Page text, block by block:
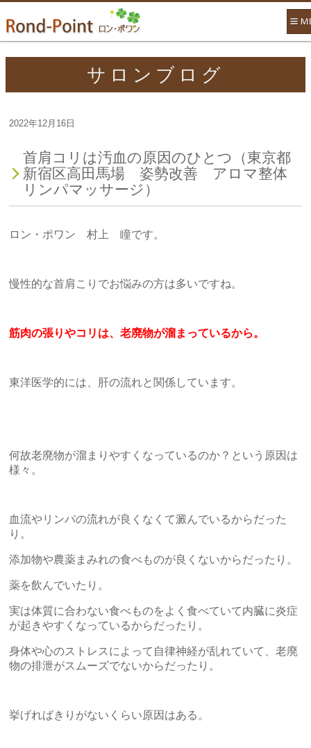
サロンブログ
2022年12月16日
首肩コリは汚血の原因のひとつ（東京都
新宿区高田馬場 姿勢改善 アロマ整体
リンパマッサージ）
ロン・ポワン 村上 瞳です。
慢性的な首肩こりでお悩みの方は多いですね。
筋肉の張りやコリは、老廃物が溜まっているから。
東洋医学的には、肝の流れと関係しています。
何故老廃物が溜まりやすくなっているのか？という原因は
様々。
血流やリンパの流れが良くなくて澱んでいるからだった
り。
添加物や農薬まみれの食べものが良くないからだったり。
薬を飲んでいたり。
実は体質に合わない食べものをよく食べていて内臓に炎症
が起きやすくなっているからだったり。
身体や心のストレスによって自律神経が乱れていて、老廃
物の排泄がスムーズでないからだったり。
挙げればきりがないくらい原因はある。